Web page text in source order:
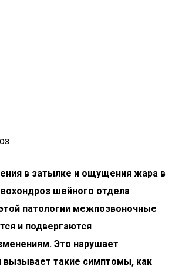
в затылке и ощущения жара в
шейного отдела
патологии межпозвоночные
и подвергаются
Это нарушает
вызывает такие симптомы, как